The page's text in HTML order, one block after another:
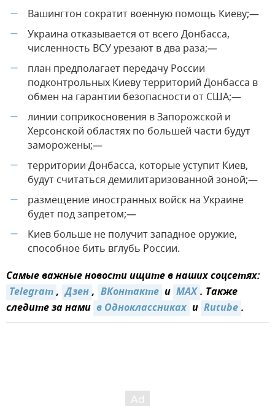
— Вашингтон сократит военную помощь Киеву;—
—
Украина отказывается от всего Донбасса,
численность ВСУ урезают в два раза;—
—
план предполагает передачу России
подконтрольных Киеву территорий Донбасса в
обмен на гарантии безопасности от США;—
—
линии соприкосновения в Запорожской и
Херсонской областях по большей части будут
заморожены;—
—
территории Донбасса, которые уступит Киев,
будут считаться демилитаризованной зоной;—
—
размещение иностранных войск на Украине
будет под запретом;—
—
Киев больше не получит западное оружие,
способное бить вглубь России.
Самые важные новости ищите в наших соцсетях:
Telegram, Дзен, ВКонтакте и MAX. Также
следите за нами в Одноклассниках и Rutube.